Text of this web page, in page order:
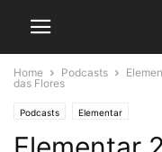
Home Podcasts
das Flores
Podcasts Elementar